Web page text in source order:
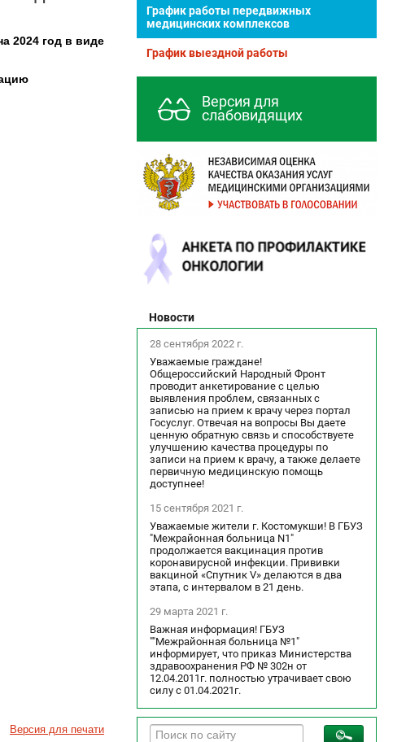
2024 год в виде
Версия для печати
График работы передвижных
медицинских комплексов
График выездной работы
Версия для
слабовидящих
Новости
28 сентября 2022 г.
Уважаемые граждане!
Общероссийский Народный Фронт
проводит анкетирование с целью
выявления проблем, связанных с
записью на прием к врачу через портал
Госуслуг. Отвечая на вопросы Вы даете
ценную обратную связь и способствуете
улучшению качества процедуры по
записи на прием к врачу, а также делаете
первичную медицинскую помощь
доступнее!
15 сентября 2021 г.
Уважаемые жители г. Костомукши! В ГБУЗ
"Межрайонная больница N1"
продолжается вакцинация против
коронавирусной инфекции. Прививки
вакциной «Спутник V» делаются в два
этапа, с интервалом в 21 день.
29 марта 2021 г.
Важная информация! ГБУЗ
""Межрайонная больница №1"
информирует, что приказ Министерства
здравоохранения РФ № 302н от
12.04.2011г. полностью утрачивает свою
силу с 01.04.2021г.